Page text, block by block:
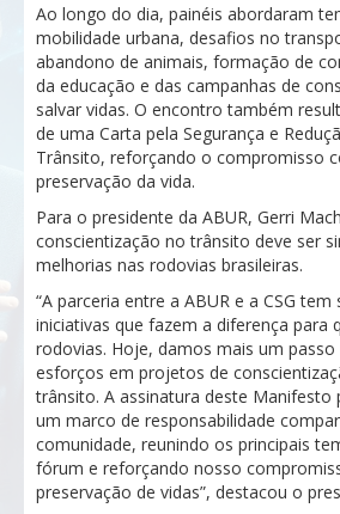
Ao longo do dia, painéis abordaram
mobilidade urbana, desafios no
abandono de animais, formação de
da educação e das campanhas de
salvar vidas. O encontro também
de uma Carta pela Segurança e
Trânsito, reforçando o compromisso
preservação da vida.
Para o presidente da ABUR, Gerri
conscientização no trânsito deve ser
melhorias nas rodovias brasileiras.
“A parceria entre a ABUR e a CSG
iniciativas que fazem a diferença para
rodovias. Hoje, damos mais um
esforços em projetos de
trânsito. A assinatura deste Manifesto
um marco de responsabilidade
comunidade, reunindo os principais
fórum e reforçando nosso
preservação de vidas”, destacou o